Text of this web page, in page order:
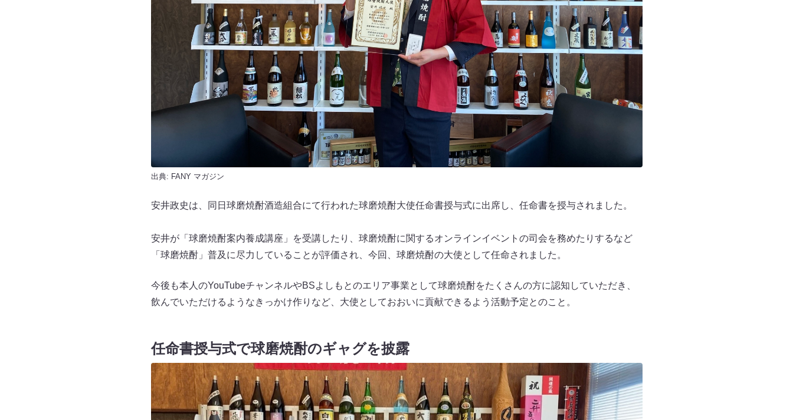
出典: FANY マガジン
安井政史は、同日球磨焼酎酒造組合にて行われた球磨焼酎大使任命書授与式に出席し、任命書を授与されました。
安井が「球磨焼酎案内養成講座」を受講したり、球磨焼酎に関するオンラインイベントの司会を務めたりするなど
「球磨焼酎」普及に尽力していることが評価され、今回、球磨焼酎の大使として任命されました。
今後も本人のYouTubeチャンネルやBSよしもとのエリア事業として球磨焼酎をたくさんの方に認知していただき、
飲んでいただけるようなきっかけ作りなど、大使としておおいに貢献できるよう活動予定とのこと。
任命書授与式で球磨焼酎のギャグを披露